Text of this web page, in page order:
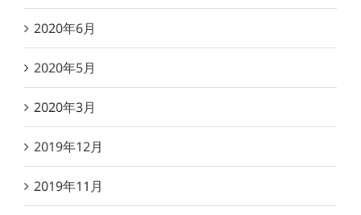
2020年6月
2020年5月
2020年3月
2019年12月
2019年11月